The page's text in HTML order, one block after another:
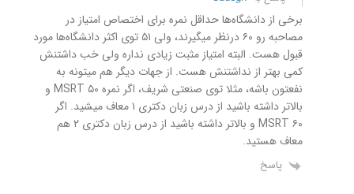
برخی از دانشگاه‌ها حداقل نمره برای اختصاص امتیاز در
مصاحبه رو ۶۰ درنظر میگیرند، ولی ۵۱ توی اکثر دانشگاه‌ها مورد
قبول هست. البته امتیاز مثبت زیادی نداره ولی خب داشتنش
کمی بهتر از نداشتنش هست. از جهات دیگر هم میتونه به
نفعتون باشه، مثلا توی صنعتی شریف، اگر نمره MSRT ۵۰ و
بالاتر داشته باشید از درس زبان دکتری ۱ معاف میشید. اگر
MSRT ۶۰ و بالاتر داشته باشید از درس زبان دکتری ۲ هم
معاف هستید.
پاسخ